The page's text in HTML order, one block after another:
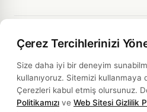
Yasal Bilgiler
Politikalar
Çerez Tercihlerinizi
Size daha iyi bir deneyim
kullanıyoruz. Sitemizi kullanmaya
Çerezleri kabul etmiş olursunuz.
Politikamızı ve Web Sitesi Gizlilik